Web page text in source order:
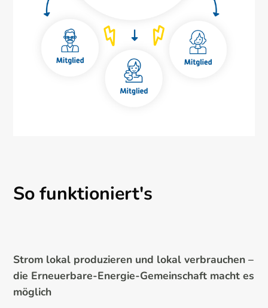
So funktioniert's
Strom lokal produzieren und lokal verbrauchen –
die Erneuerbare-Energie-Gemeinschaft macht es
möglich